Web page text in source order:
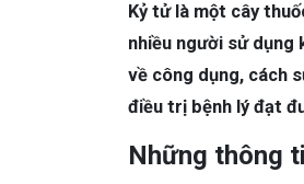
Kỷ tử là một cây
nhiều người sử dụng
về công dụng, cách
điều trị bệnh lý đạt
Những thông